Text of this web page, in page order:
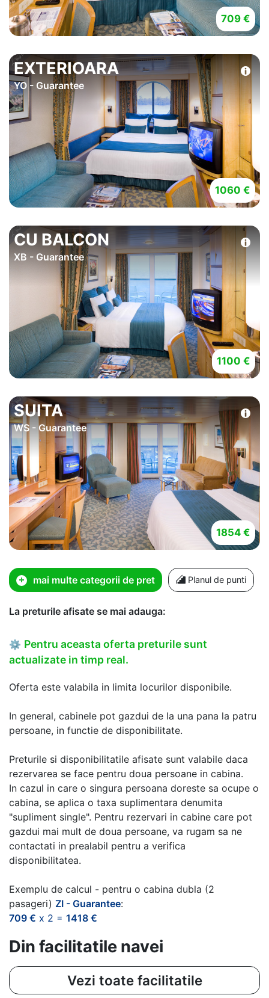
709 €
EXTERIOARA
YO - Guarantee
1060 €
CU BALCON
XB - Guarantee
1100 €
SUITA
WS - Guarantee
1854 €
mai multe categorii de pret Planul de punti
La preturile afisate se mai adauga:
⚙ Pentru aceasta oferta preturile sunt
actualizate in timp real.
Oferta este valabila in limita locurilor disponibile.
In general, cabinele pot gazdui de la una pana la patru
persoane, in functie de disponibilitate.
Preturile si disponibilitatile afisate sunt valabile daca
rezervarea se face pentru doua persoane in cabina.
In cazul in care o singura persoana doreste sa ocupe o
cabina, se aplica o taxa suplimentara denumita
"supliment single". Pentru rezervari in cabine care pot
gazdui mai mult de doua persoane, va rugam sa ne
contactati in prealabil pentru a verifica
disponibilitatea.
Exemplu de calcul - pentru o cabina dubla (2
pasageri) ZI - Guarantee:
709 € x 2 = 1418 €
Din facilitatile navei
Vezi toate facilitatile